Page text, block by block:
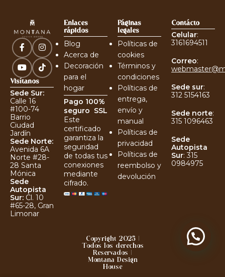
Visítanos
Sede Sur:
Calle 16
#100-74
Barrio
Ciudad
Jardín
Sede Norte:
Avenida 6A
Norte #28-
28 Santa
Mónica
Sede
Autopista
Sur: Cl. 10
#65-28, Gran
Limonar
Enlaces
rápidos
Blog
Acerca de
Decoración
para el
hogar
Pago 100%
seguro SSL
Este
certificado
garantiza la
seguridad
de todas tus
conexiones
mediante
cifrado.
Páginas
legales
Políticas de
cookies
Términos y
condiciones
Políticas de
entrega,
envío y
manual
Políticas de
privacidad
Políticas de
reembolso y
devolución
Contácto
Celular:
3161694511
Correo:
Sede sur:
312 5154163
Sede norte:
315 1096463
Sede
Autopista
Sur:315
0984975
Copyright 2025 |
Todos los derechos
Reservados |
Montana Design
House